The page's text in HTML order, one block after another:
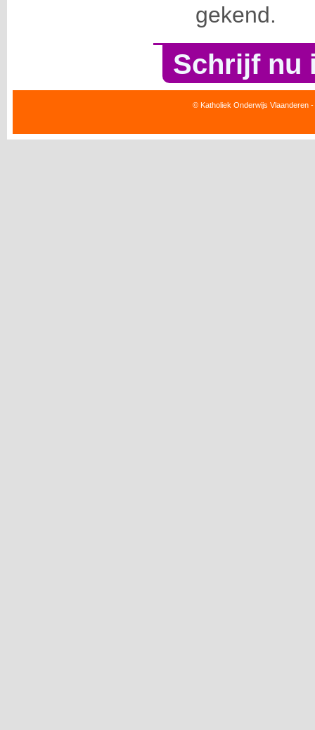
gekend.
Schrijf nu
© Katholiek Onderwijs Vlaanderen